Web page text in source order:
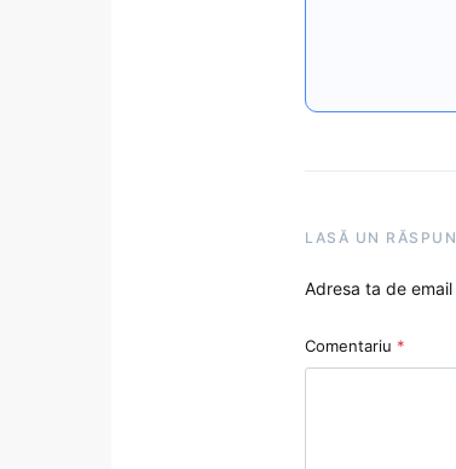
LASĂ UN
Adresa ta de
Comentariu *